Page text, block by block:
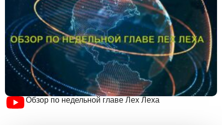
Обзор по недельной главе Лех Леха